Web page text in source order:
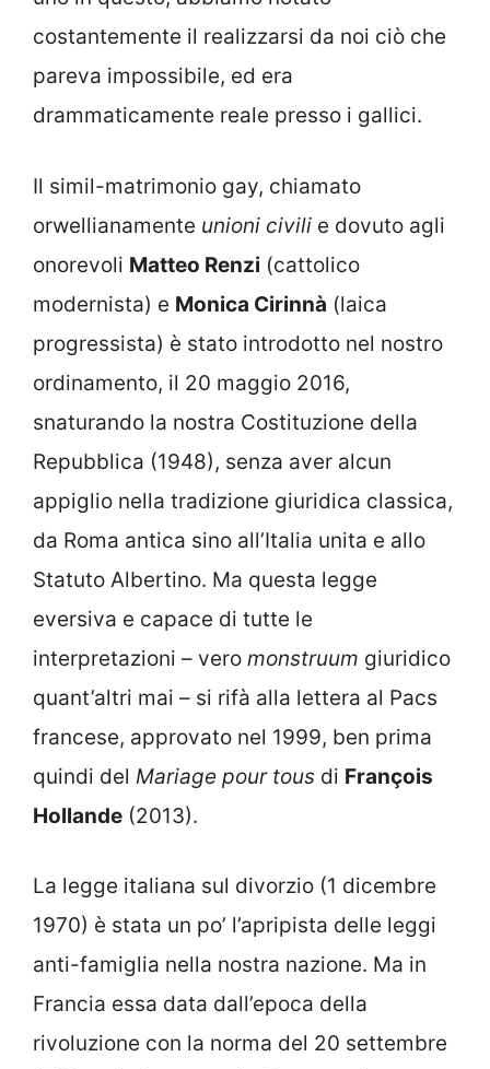
costantemente il realizzarsi da noi ciò che
pareva impossibile, ed era
drammaticamente reale presso i gallici.
Il simil-matrimonio gay, chiamato
orwellianamente unioni civili e dovuto agli
onorevoli Matteo Renzi (cattolico
modernista) e Monica Cirinnà (laica
progressista) è stato introdotto nel nostro
ordinamento, il 20 maggio 2016,
snaturando la nostra Costituzione della
Repubblica (1948), senza aver alcun
appiglio nella tradizione giuridica classica,
da Roma antica sino all’Italia unita e allo
Statuto Albertino. Ma questa legge
eversiva e capace di tutte le
interpretazioni – vero monstruum giuridico
quant’altri mai – si rifà alla lettera al Pacs
francese, approvato nel 1999, ben prima
quindi del Mariage pour tous di François
Hollande (2013).
La legge italiana sul divorzio (1 dicembre
1970) è stata un po’ l’apripista delle leggi
anti-famiglia nella nostra nazione. Ma in
Francia essa data dall’epoca della
rivoluzione con la norma del 20 settembre